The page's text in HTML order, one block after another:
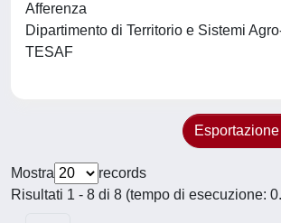
Afferenza
Dipartimento di Territorio e Sistemi
TESAF
Esportazione
Mostra
records
Risultati 1 - 8 di 8 (tempo di esecuzione: